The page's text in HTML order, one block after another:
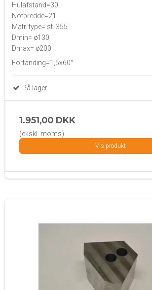
Hulafstand=30
Notbredde=21
Matr. type= st. 355
Dmin= ø130
Dmax= ø200
Fortanding=1,5x60°
På lager
1.951,00 DKK
(ekskl. moms)
Vis produkt